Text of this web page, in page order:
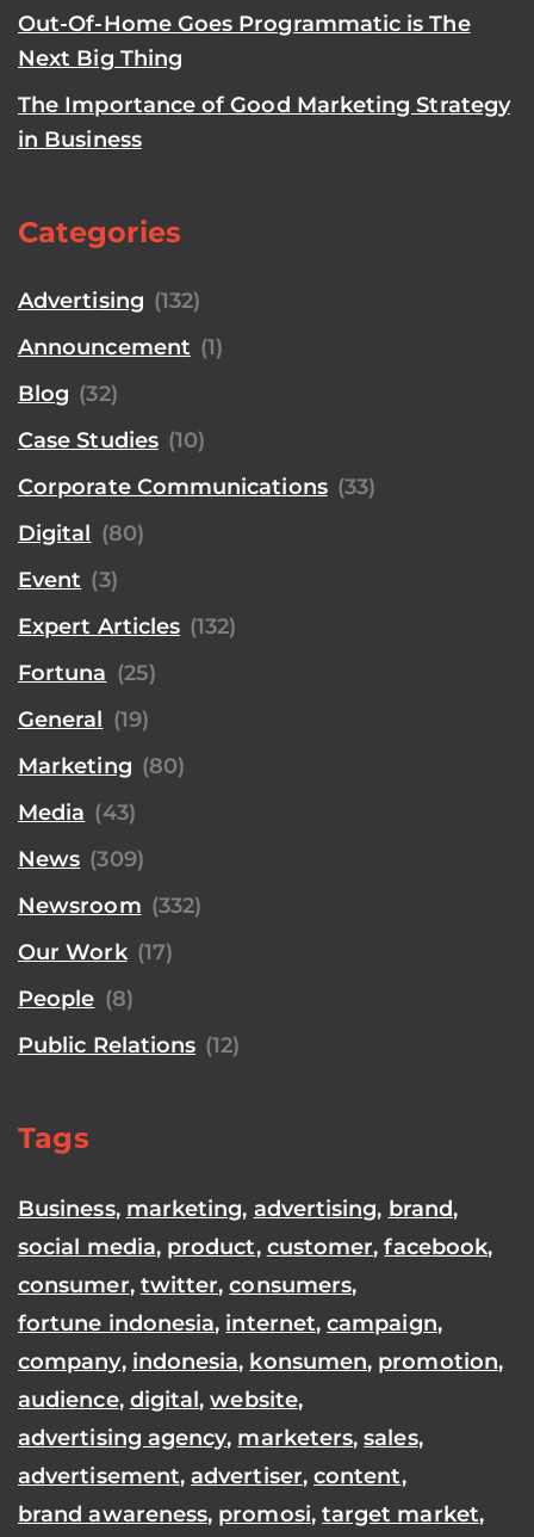
Out-Of-Home Goes Programmatic is The
Next Big Thing
The Importance of Good Marketing Strategy
in Business
Categories
Advertising (132)
Announcement (1)
Blog (32)
Case Studies (10)
Corporate Communications (33)
Digital (80)
Event (3)
Expert Articles (132)
Fortuna (25)
General (19)
Marketing (80)
Media (43)
News (309)
Newsroom (332)
Our Work (17)
People (8)
Public Relations (12)
Tags
Business, marketing, advertising, brand,
social media, product, customer,facebook,
consumer, twitter,consumers,
fortune indonesia, internet,campaign,
company, indonesia, konsumen, promotion,
audience, digital,website,
advertising agency, marketers,sales,
advertisement,advertiser, content,
brand awareness, promosi, target market,